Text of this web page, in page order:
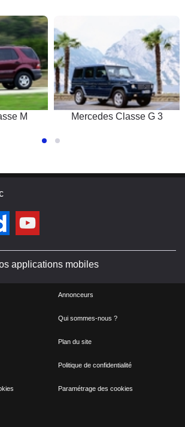
M Mercedes Classe G 3
applications mobiles
Annonceurs
Qui sommes-nous ?
Plan du site
Politique de confidentialité
Paramétrage des cookies